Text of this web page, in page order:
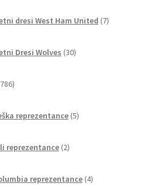
dresi West Ham United 7izdelkov
Dresi Wolves 30izdelkov
izdelkov
reprezentance 5izdelkov
reprezentance 2izdelka
reprezentance 4izdelki